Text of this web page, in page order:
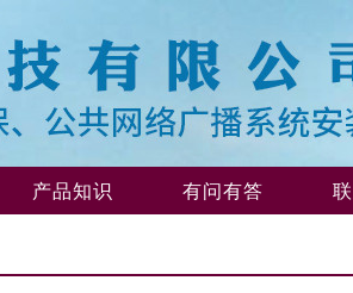
产品知识 有问有答